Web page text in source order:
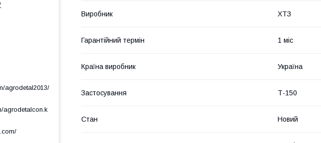
Виробник ХТЗ
Гарантійний термін 1 міс
Країна виробник Україна
Застосування Т-150
Стан Новий
agrodetal2013/
agrodetalcon.k